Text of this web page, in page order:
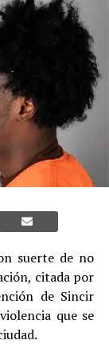
suerte de no
citada por
de Sincir
que se